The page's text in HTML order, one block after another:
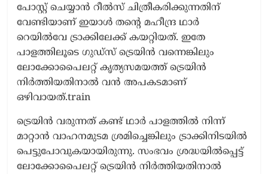
പോസ്റ്റ് ചെയ്യാൻ റീൽസ് ചിത്രീകരിക്കുന്നതിന്
വേണ്ടിയാണ് ഇയാൾ തന്റെ മഹീന്ദ്ര ഥാർ
റെയില്‍വേ ട്രാക്കിലേക്ക് കയറ്റിയത്. ഇതേ
പാളത്തിലൂടെ ഗുഡ്സ് ട്രെയിൻ വന്നെങ്കിലും
ലോക്കോപൈലറ്റ് കൃത്യസമയത്ത് ട്രെയിന്‍
നിര്‍ത്തിയതിനാല്‍ വൻ അപകടമാണ്
ഒഴിവായത്.train
ട്രെയിൻ വരുന്നത് കണ്ട് ഥാർ പാളത്തിൽ നിന്ന്
മാറ്റാൻ വാഹനമുടമ ശ്രമിച്ചെങ്കിലും ട്രാക്കിനിടയിൽ
പെട്ടുപോവുകയായിരുന്നു. സംഭവം ശ്രദ്ധയിൽപ്പെട്ട്
ലോക്കോപൈലറ്റ് ട്രെയിൻ നിർത്തിയതിനാൽ